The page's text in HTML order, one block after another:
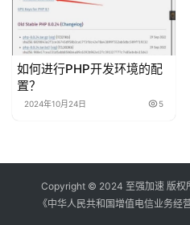
如何进行PHP开发环境的配
置？
2024年10月24日 5
Copyright © 2024 至强加速 版权
《中华人民共和国增值电信业务经